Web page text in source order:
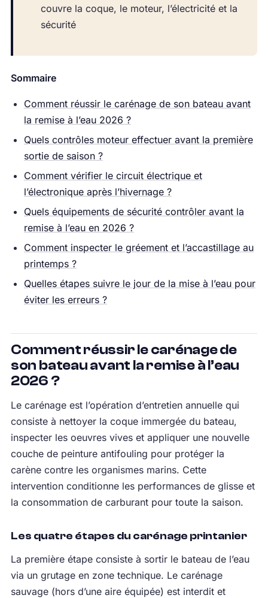
couvre la coque, le moteur, l’électricité et la
sécurité
Sommaire
Comment réussir le carénage de son bateau avant
la remise à l’eau 2026 ?
Quels contrôles moteur effectuer avant la première
sortie de saison ?
Comment vérifier le circuit électrique et
l’électronique après l’hivernage ?
Quels équipements de sécurité contrôler avant la
remise à l’eau en 2026 ?
Comment inspecter le gréement et l’accastillage au
printemps ?
Quelles étapes suivre le jour de la mise à l’eau pour
éviter les erreurs ?
Comment réussir le carénage de
son bateau avant la remise à l’eau
2026 ?
Le carénage est l’opération d’entretien annuelle qui
consiste à nettoyer la coque immergée du bateau,
inspecter les oeuvres vives et appliquer une nouvelle
couche de peinture antifouling pour protéger la
carène contre les organismes marins. Cette
intervention conditionne les performances de glisse et
la consommation de carburant pour toute la saison.
Les quatre étapes du carénage printanier
La première étape consiste à sortir le bateau de l’eau
via un grutage en zone technique. Le carénage
sauvage (hors d’une aire équipée) est interdit et